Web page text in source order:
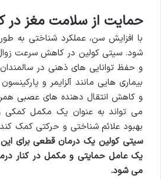
حمایت از سلامت مغز در
با افزایش سن، عملکرد شناختی به
شود. سیتی کولین در کاهش سرعت
و حفظ توانایی های ذهنی در
بیماری هایی مانند آلزایمر و
و کاهش انتقال دهنده های عصبی
می تواند به عنوان یک مکمل
بهبود علائم شناختی و حرکتی کمک
سیتی کولین یک درمان قطعی برای
یک عامل حمایتی و مکمل در کنار
می شود.